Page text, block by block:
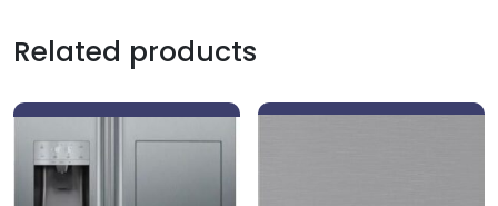
Related products